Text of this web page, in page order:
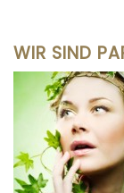
WIR SIND